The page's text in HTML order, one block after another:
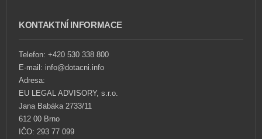
KONTAKTNÍ INFORMACE
Telefon: +420 530 338 800
E-mail: info@dotacni.info
Adresa:
EU LEGAL ADVISORY, s.r.o.
Jana Babáka 2733/11
612 00 Brno
IČO: 293 77 099